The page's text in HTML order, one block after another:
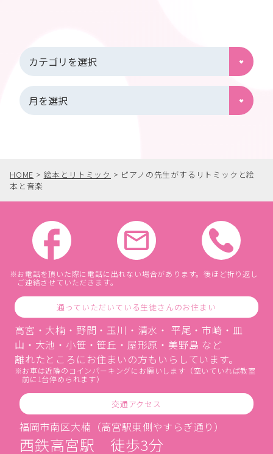
HOME > 絵本とリトミック > ピアノの先生がするリトミックと絵
本と音楽
お電話を頂いた際に電話に出れない場合があります。後ほど折り返し
ご連絡させていただきます。
通っていただいている生徒さんのお住まい
高宮・大楠・野間・玉川・清水・ 平尾・市崎・皿
山・大池・小笹・笹丘・屋形原・美野島 など
離れたところにお住まいの方もいらしています。
お車は近隣のコインパーキングにお願いします（空いていれば教室
前に1台停められます）
交通アクセス
福岡市南区大楠（高宮駅東側やすらぎ通り）
西鉄高宮駅 徒歩3分